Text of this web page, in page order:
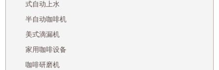
式自动上水
半自动咖啡机
美式滴漏机
家用咖啡设备
咖啡研磨机